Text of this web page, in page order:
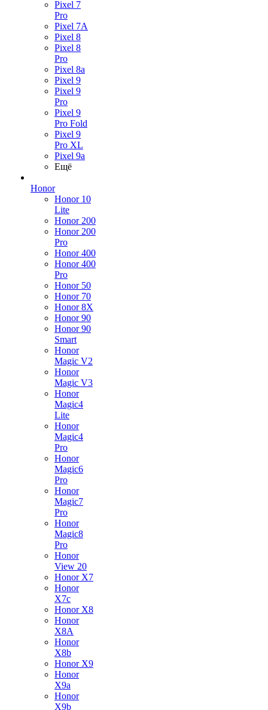
Pixel 7
Pro
Pixel 7A
Pixel 8
Pixel 8
Pro
Pixel 8a
Pixel 9
Pixel 9
Pro
Pixel 9
Pro Fold
Pixel 9
Pro XL
Pixel 9a
Ещё
Honor
Honor 10
Lite
Honor 200
Honor 200
Pro
Honor 400
Honor 400
Pro
Honor 50
Honor 70
Honor 8X
Honor 90
Honor 90
Smart
Honor
Magic V2
Honor
Magic V3
Honor
Magic4
Lite
Honor
Magic4
Pro
Honor
Magic6
Pro
Honor
Magic7
Pro
Honor
Magic8
Pro
Honor
View 20
Honor X7
Honor
X7c
Honor X8
Honor
X8A
Honor
X8b
Honor X9
Honor
X9a
Honor
X9b